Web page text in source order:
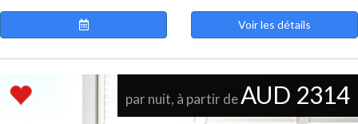
Voir les détails
par nuit, à partir deAUD 2314